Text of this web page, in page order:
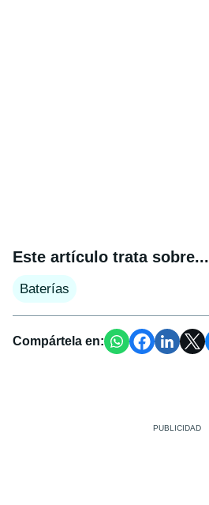
Este artículo trata sobre...
Baterías
Compártela en: